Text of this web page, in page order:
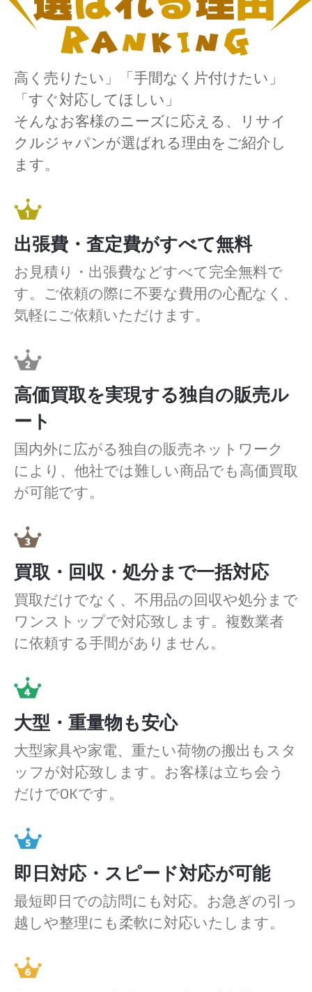
高く売りたい」「手間なく片付けたい」
「すぐ対応してほしい」
そんなお客様のニーズに応える、リサイ
クルジャパンが選ばれる理由をご紹介し
ます。
出張費・査定費がすべて無料
お見積り・出張費などすべて完全無料で
す。ご依頼の際に不要な費用の心配なく、
気軽にご依頼いただけます。
高価買取を実現する独自の販売ル
ート
国内外に広がる独自の販売ネットワーク
により、他社では難しい商品でも高価買取
が可能です。
買取・回収・処分まで一括対応
買取だけでなく、不用品の回収や処分まで
ワンストップで対応致します。複数業者
に依頼する手間がありません。
大型・重量物も安心
大型家具や家電、重たい荷物の搬出もスタ
ッフが対応致します。お客様は立ち会う
だけでOKです。
即日対応・スピード対応が可能
最短即日での訪問にも対応。お急ぎの引っ
越しや整理にも柔軟に対応いたします。